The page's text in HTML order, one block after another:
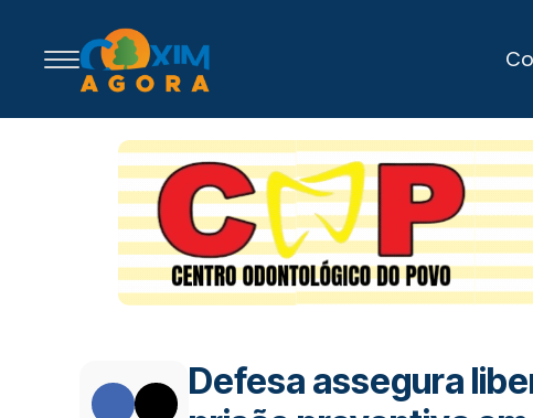
Defesa assegura